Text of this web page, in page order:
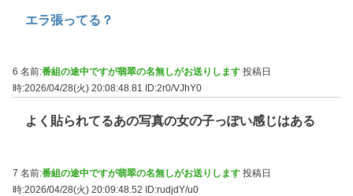
エラ張ってる？
6 名前:番組の途中ですが翡翠の名無しがお送りします 投稿日
時:2026/04/28(火) 20:08:48.81
ID:2r0/VJhY0
よく貼られてるあの写真の女の子っぽい感じはある
7 名前:番組の途中ですが翡翠の名無しがお送りします 投稿日
時:2026/04/28(火) 20:09:48.52 ID:rudjdY/u0